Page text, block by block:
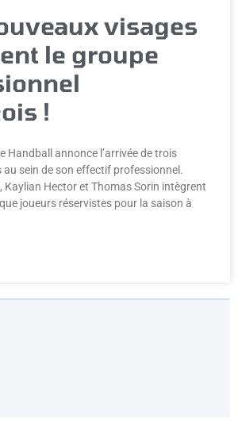
visages
le groupe
!
Handball annonce l’arrivée de trois
au sein de son effectif professionnel.
Hector et Thomas Sorin intègrent
joueurs réservistes pour la saison à